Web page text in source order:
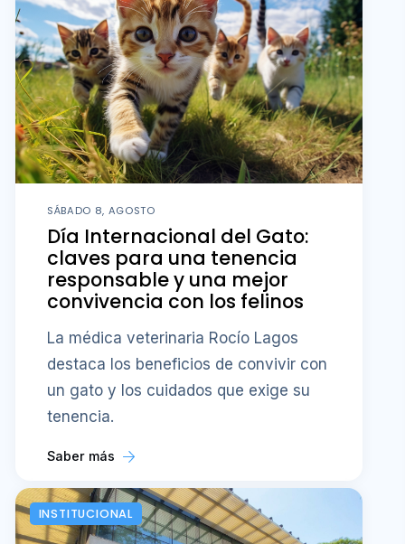
SÁBADO 8, AGOSTO
Día Internacional del Gato:
claves para una tenencia
responsable y una mejor
convivencia con los felinos
La médica veterinaria Rocío Lagos
destaca los beneficios de convivir con
un gato y los cuidados que exige su
tenencia.
Saber más
INSTITUCIONAL